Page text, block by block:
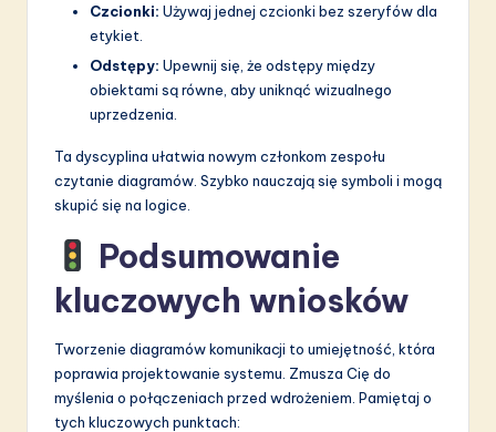
Czcionki: Używaj jednej czcionki bez szeryfów dla
etykiet.
Odstępy: Upewnij się, że odstępy między
obiektami są równe, aby uniknąć wizualnego
uprzedzenia.
Ta dyscyplina ułatwia nowym członkom zespołu
czytanie diagramów. Szybko nauczają się symboli i mogą
skupić się na logice.
Podsumowanie
kluczowych wniosków
Tworzenie diagramów komunikacji to umiejętność, która
poprawia projektowanie systemu. Zmusza Cię do
myślenia o połączeniach przed wdrożeniem. Pamiętaj o
tych kluczowych punktach: